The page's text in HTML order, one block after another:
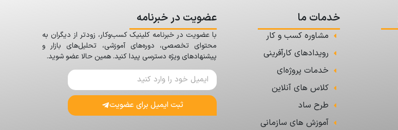
خدمات ما
مشاوره کسب و کار
رویدادهای کارآفرینی
خدمات پروژه‌ای
کلاس های آنلاین
طرح ساد
آموزش های سازمانی
عضویت در خبرنامه
با عضویت در خبرنامه کلینیک کسب‌وکار، زودتر از دیگران به
محتوای تخصصی، دوره‌های آموزشی، تحلیل‌های بازار و
پیشنهادهای ویژه دسترسی پیدا کنید. همین حالا عضو شوید.
ثبت ایمیل برای عضویت